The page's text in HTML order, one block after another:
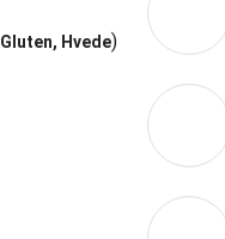
Gluten, Hvede)